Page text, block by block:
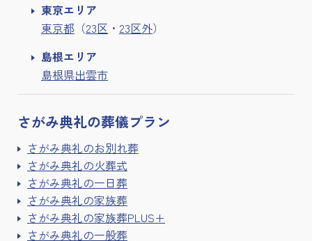
東京エリア
東京都 （23区 ・ 23区外）
島根エリア
島根県出雲市
さがみ典礼の葬儀プラン
さがみ典礼のお別れ葬
さがみ典礼の火葬式
さがみ典礼の一日葬
さがみ典礼の家族葬
さがみ典礼の家族葬PLUS+
さがみ典礼の一般葬